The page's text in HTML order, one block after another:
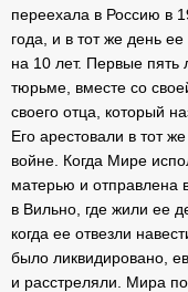
переехала в Россию в
года, и в тот же день
на 10 лет. Первые пять
тюрьме, вместе со
своего отца, который
Его арестовали в тот
войне. Когда Мире
матерью и отправлена
в Вильно, где жили ее
когда ее отвезли
было ликвидировано,
и расстреляли. Мира